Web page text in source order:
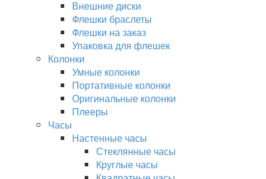
Внешние диски
Флешки браслеты
Флешки на заказ
Упаковка для флешек
Колонки
Умные колонки
Портативные колонки
Оригинальные колонки
Плееры
Часы
Настенные часы
Стеклянные часы
Круглые часы